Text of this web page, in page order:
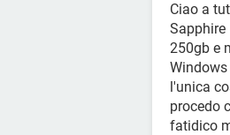
Ciao a
Sapphire
250gb e
l'unica
procedo
fatidico